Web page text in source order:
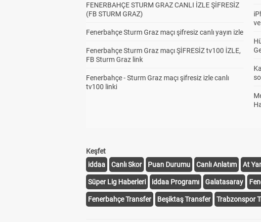
FENERBAHÇE STURM GRAZ CANLI İZLE ŞİFRESİZ
(FB STURM GRAZ)
Fenerbahçe Sturm Graz maçı şifresiz canlı yayın izle
Fenerbahçe Sturm Graz maçı ŞİFRESİZ tv100 İZLE,
FB Sturm Graz link
Fenerbahçe - Sturm Graz maçı şifresiz izle canlı
tv100 linki
Keşfet
iddaa
Canlı Skor Puan Durumu Canlı Anlatım At
Süper Lig Haberleri iddaa Programı Galatasaray
Fenerbahçe Transfer Beşiktaş Transfer Trabzonspor